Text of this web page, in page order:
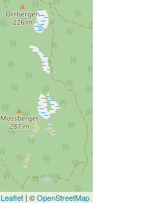
Leaflet | ©OpenStreetMap